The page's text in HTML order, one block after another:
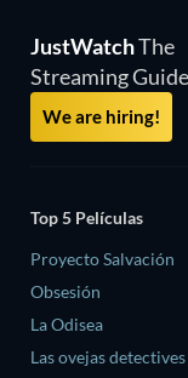
JustWatchThe
Streaming Guide
We are hiring!
Top 5 Películas
Proyecto Salvación
Obsesión
La Odisea
Las ovejas detectives